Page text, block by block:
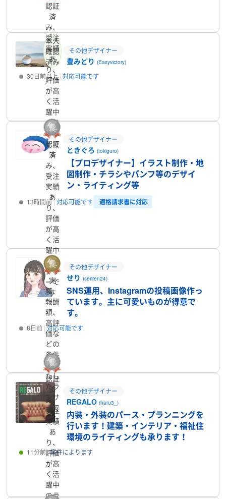
本人
確認
済み
その他デザイナー
豊みどり(Easyvictory)
30日前以上 対応可能です
認証
済
み、
受注
実績
あ
り、
評価
が高
く活
躍中
のラ
ンサ
ーで
す
その他デザイナー
ときぐろ(tokiguro)
【プロデザイナー】イラスト制作・地
図制作・チラシやパンフ等のデザイ
ン・ライティング等
13時間前 対応可能です 適格請求書に対応
認証
済
み、
受注
実績
あ
り、
評価
が高
く活
躍中
のラ
ンサ
ーで
す
その他デザイナー
せり(seriren24)
SNS運用、Instagramの投稿画像作っ
ています。主に可愛いものが得意で
す。
8日前 対応可能です
実
績、
報酬
額、
高評
価な
どの
条件
を満
たし
たラ
ンサ
ーで
す
その他デザイナー
REGALO(haru3_)
内装・外装のパース・プランニングを
行います！建築・インテリア・福祉住
環境のライティングも承ります！
11分前 案件によります
認証
済
み、
受注
実績
あ
り、
評価
が高
く活
躍中
のラ